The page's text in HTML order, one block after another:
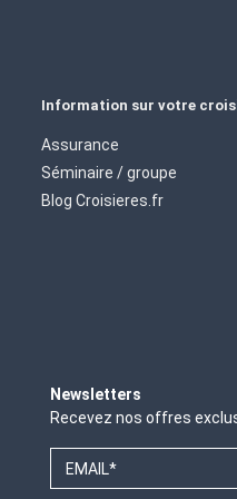
Information sur votre
Assurance
Séminaire / groupe
Blog Croisieres.fr
Newsletters
Recevez nos offres
EMAIL*